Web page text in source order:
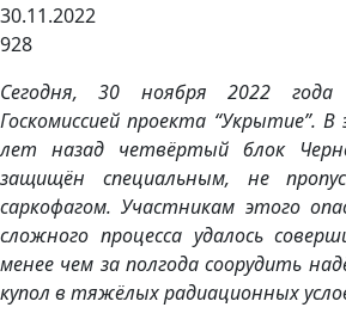
30.11.2022
928
Сегодня, 30 ноября 2022
Госкомиссией проекта “Укрытие”.
лет назад четвёртый блок
защищён специальным, не
саркофагом. Участникам этого
сложного процесса удалось
менее чем за полгода соорудить
купол в тяжёлых радиационных